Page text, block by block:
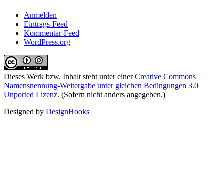
Anmelden
Eintrags-Feed
Kommentar-Feed
WordPress.org
Dieses Werk bzw. Inhalt steht unter einerCreative Commons
Namensnennung-Weitergabe unter gleichen Bedingungen 3.0
Unported Lizenz. (Sofern nicht anders angegeben.)
Designed by DesignHooks